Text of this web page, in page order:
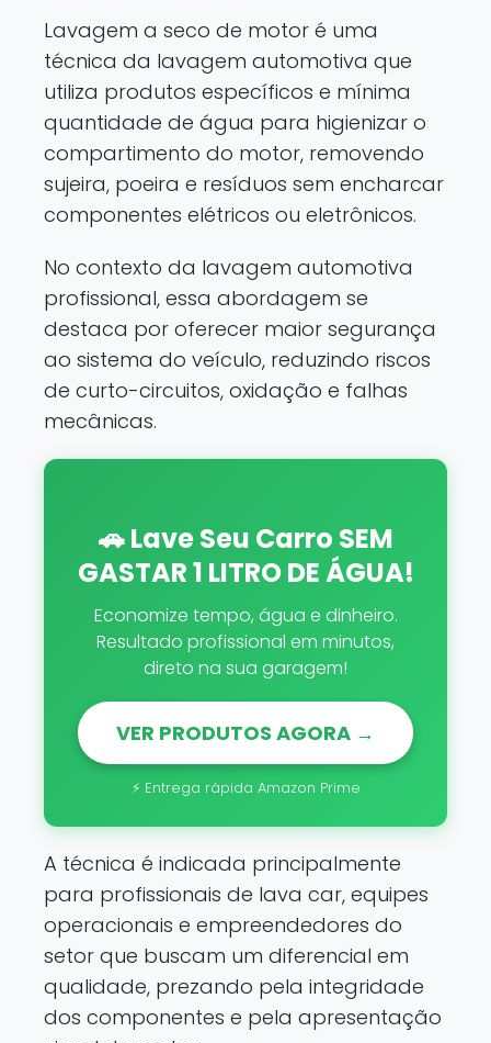
Lavagem a seco de motor é uma
técnica da lavagem automotiva que
utiliza produtos específicos e mínima
quantidade de água para higienizar o
compartimento do motor, removendo
sujeira, poeira e resíduos sem encharcar
componentes elétricos ou eletrônicos.
No contexto da lavagem automotiva
profissional, essa abordagem se
destaca por oferecer maior segurança
ao sistema do veículo, reduzindo riscos
de curto-circuitos, oxidação e falhas
mecânicas.
🚗 Lave Seu Carro SEM
GASTAR 1 LITRO DE ÁGUA!
Economize tempo, água e dinheiro.
Resultado profissional em minutos,
direto na sua garagem!
VER PRODUTOS AGORA →
⚡ Entrega rápida Amazon Prime
A técnica é indicada principalmente
para profissionais de lava car, equipes
operacionais e empreendedores do
setor que buscam um diferencial em
qualidade, prezando pela integridade
dos componentes e pela apresentação